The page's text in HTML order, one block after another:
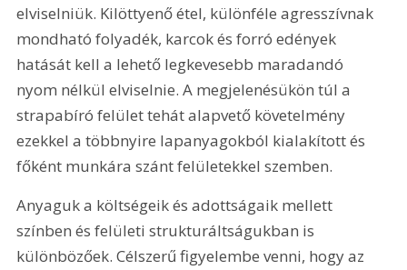
elviselniük. Kilöttyenő étel, különféle agresszívnak
mondható folyadék, karcok és forró edények
hatását kell a lehető legkevesebb maradandó
nyom nélkül elviselnie. A megjelenésükön túl a
strapabíró felület tehát alapvető követelmény
ezekkel a többnyire lapanyagokból kialakított és
főként munkára szánt felületekkel szemben.
Anyaguk a költségeik és adottságaik mellett
színben és felületi strukturáltságukban is
különbözőek. Célszerű figyelembe venni, hogy az